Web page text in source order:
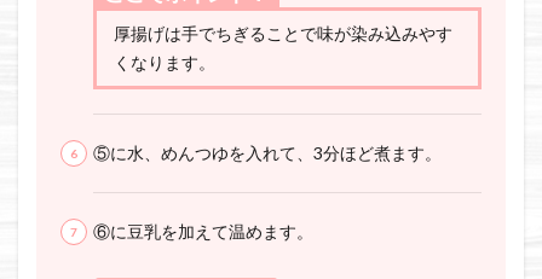
厚揚げは手でちぎることで味が染み込みやす
くなります。
⑤に水、めんつゆを入れて、3分ほど煮ます。
⑥に豆乳を加えて温めます。